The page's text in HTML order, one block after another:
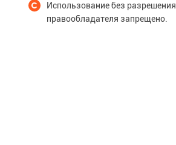
Использование без разрешения
правообладателя запрещено.